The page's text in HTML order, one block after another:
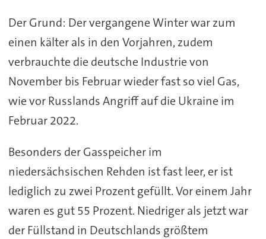
Der Grund: Der vergangene Winter war zum
einen kälter als in den Vorjahren, zudem
verbrauchte die deutsche Industrie von
November bis Februar wieder fast so viel Gas,
wie vor Russlands Angriff auf die Ukraine im
Februar 2022.
Besonders der Gasspeicher im
niedersächsischen Rehden ist fast leer, er ist
lediglich zu zwei Prozent gefüllt. Vor einem Jahr
waren es gut 55 Prozent. Niedriger als jetzt war
der Füllstand in Deutschlands größtem